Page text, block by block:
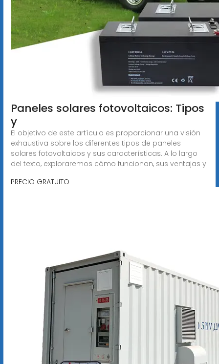
Paneles solares fotovoltaicos: Tipos
y
El objetivo de este artículo es proporcionar una visión
exhaustiva sobre los diferentes tipos de paneles
solares fotovoltaicos y sus características. A lo largo
del texto, exploraremos cómo funcionan, sus ventajas y
PRECIO GRATUITO